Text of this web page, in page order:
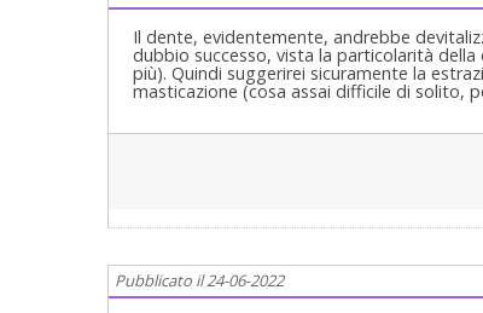
Il dente, evidentemente, andrebbe
dubbio successo, vista la particolarità
più). Quindi suggerirei sicuramente la
masticazione (cosa assai difficile di solito,
Pubblicato il 24-06-2022